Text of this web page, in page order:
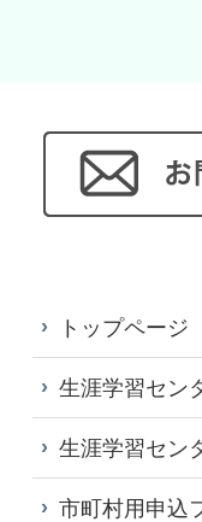
トップページ
生涯学習セン
生涯学習セン
市町村用申込